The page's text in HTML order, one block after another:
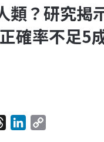
類？研究揭
確率不足5